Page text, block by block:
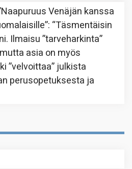
Venäjän kanssa
: “Täsmentäisin
Ilmaisu ”tarveharkinta”
asia on myös
”velvoittaa” julkista
perusopetuksesta ja